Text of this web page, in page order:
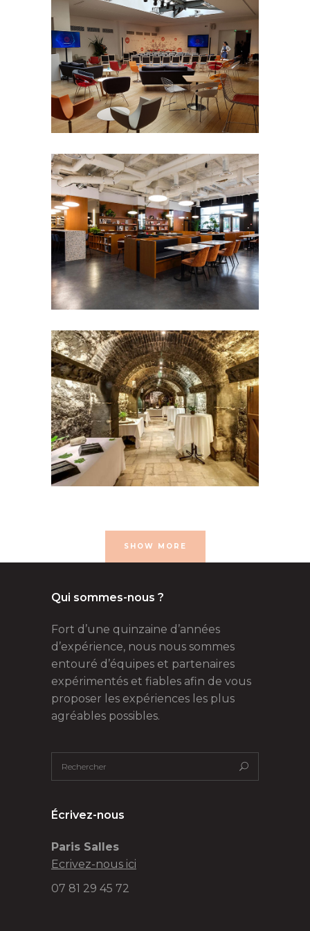
THE BUREAU
- 50 pers 100 à 200 pers 50 à 100
pers 8e arrondissement Défilé Petit
format Séminaire et
assemblée Shooting photo Tournage
MUSÉE DU VIN
arrondissement 50 à 100
pers Caves congrés et
conférences Musées et
monuments Séminaire et assemblée
SHOW MORE
Qui sommes-nous ?
Fort d’une quinzaine d’années
d’expérience, nous nous sommes
entouré d’équipes et partenaires
expérimentés et fiables afin de vous
proposer les expériences les plus
agréables possibles.
Écrivez-nous
Paris Salles
Ecrivez-nous ici
07 81 29 45 72